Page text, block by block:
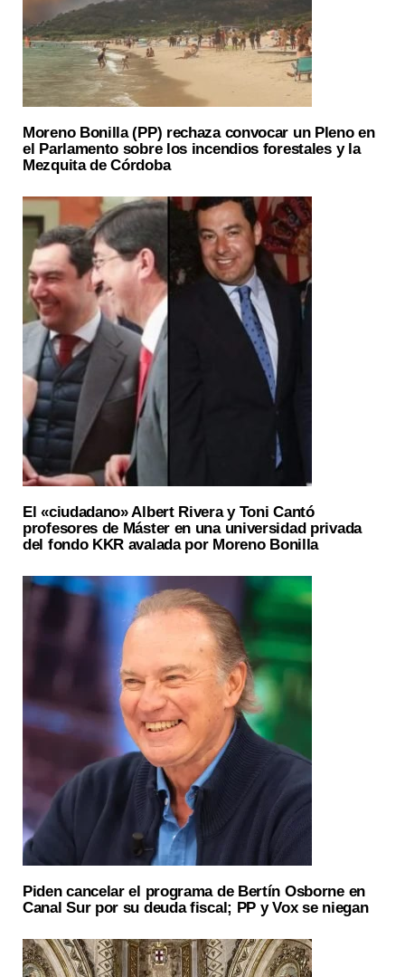
Moreno Bonilla (PP) rechaza convocar un Pleno en
el Parlamento sobre los incendios forestales y la
Mezquita de Córdoba
El «ciudadano» Albert Rivera y Toni Cantó
profesores de Máster en una universidad privada
del fondo KKR avalada por Moreno Bonilla
Piden cancelar el programa de Bertín Osborne en
Canal Sur por su deuda fiscal; PP y Vox se niegan